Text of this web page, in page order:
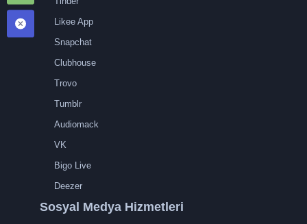
Likee App
Snapchat
Clubhouse
Trovo
Tumblr
Audiomack
VK
Bigo Live
Deezer
Sosyal Medya Hizmetleri